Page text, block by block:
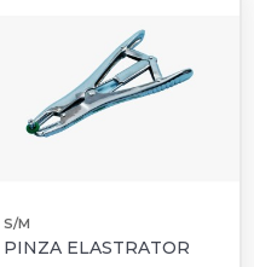
S/M
PINZA ELASTRATOR